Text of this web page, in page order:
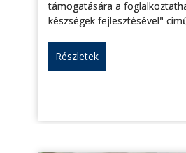
támogatására a
készségek fejlesztésével"
Részletek